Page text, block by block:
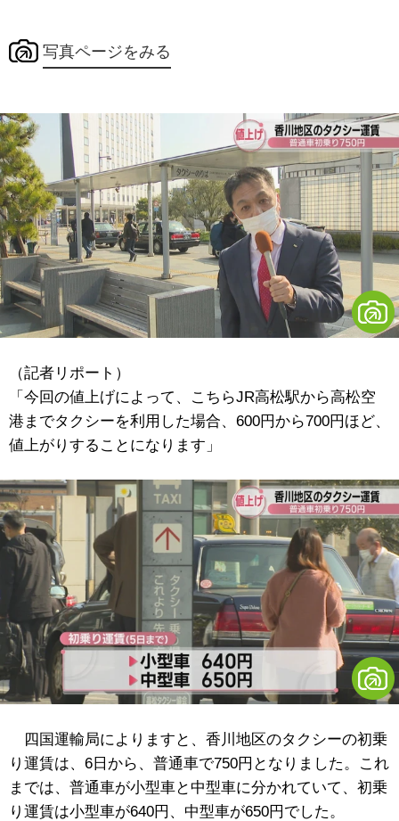
写真ページをみる
（記者リポート）
「今回の値上げによって、こちらJR高松駅から高松空
港までタクシーを利用した場合、600円から700円ほど、
値上がりすることになります」
四国運輸局によりますと、香川地区のタクシーの初乗
り運賃は、6日から、普通車で750円となりました。これ
までは、普通車が小型車と中型車に分かれていて、初乗
り運賃は小型車が640円、中型車が650円でした。